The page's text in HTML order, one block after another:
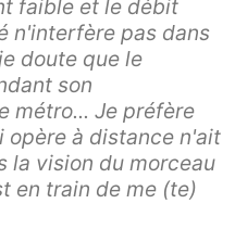
faible et le débit
n'interfère pas dans
doute que le
son
métro... Je préfère
opère à distance n'ait
la vision du morceau
en train de me (te)